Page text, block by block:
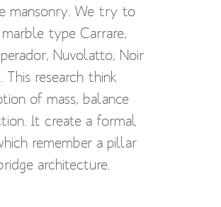
mansonry. We try to
type Carrare,
Nuvolatto, Noir
This research think
of mass, balance
It create a formal
remember a pillar
architecture.